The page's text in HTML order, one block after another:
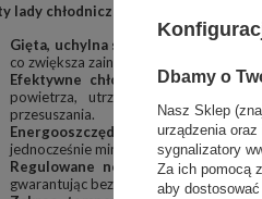
lady chłodniczej RAPA L-B 179/107:
Gięta, uchylna szyba czołowa:
co zwiększa zainteresowanie klientów i
Efektywne chłodzenie
powietrza, utrzymując
przesuszania.
Energooszczędne oświetlenie LED:
jednocześnie minimalizując zużycie
Regulowane nogi
: pozwalają na
gwarantując bezpieczeństwo
Dbamy o
Nasz Sklep
urządzenia
sygnalizatory
Za ich pomocą
aby